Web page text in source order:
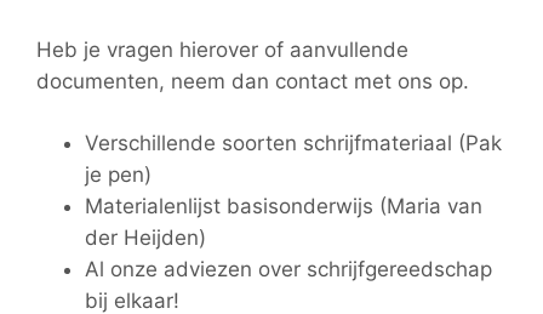
Heb je vragen hierover of aanvullende
documenten, neem dan contact met ons op.
Verschillende soorten schrijfmateriaal (Pak
je pen)
Materialenlijst basisonderwijs (Maria van
der Heijden)
Al onze adviezen over schrijfgereedschap
bij elkaar!